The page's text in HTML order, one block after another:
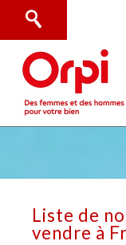
Liste de nos maisons et villas à
vendre à